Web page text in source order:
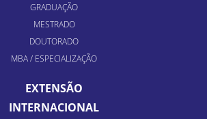
GRADUAÇÃO
MESTRADO
DOUTORADO
MBA / ESPECIALIZAÇÃO
EXTENSÃO
INTERNACIONAL